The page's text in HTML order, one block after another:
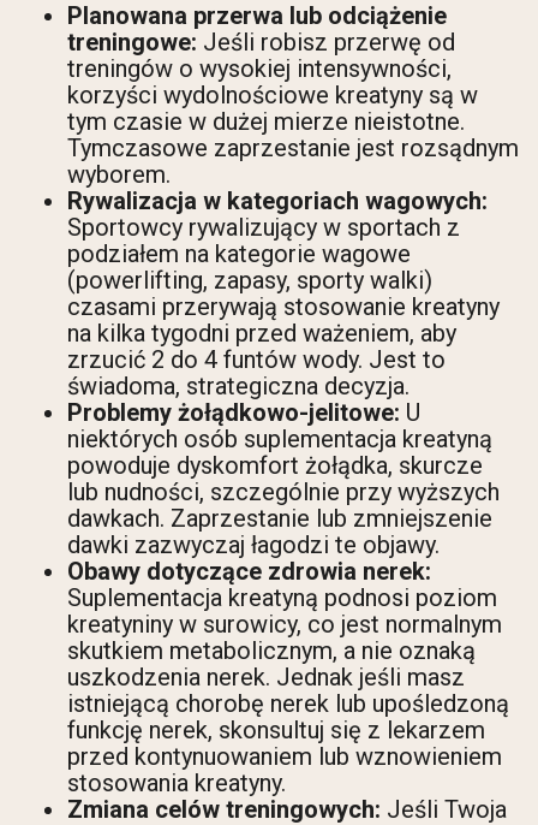
Planowana przerwa lub odciążenie
treningowe: Jeśli robisz przerwę od
treningów o wysokiej intensywności,
korzyści wydolnościowe kreatyny są w
tym czasie w dużej mierze nieistotne.
Tymczasowe zaprzestanie jest rozsądnym
wyborem.
Rywalizacja w kategoriach wagowych:
Sportowcy rywalizujący w sportach z
podziałem na kategorie wagowe
(powerlifting, zapasy, sporty walki)
czasami przerywają stosowanie kreatyny
na kilka tygodni przed ważeniem, aby
zrzucić 2 do 4 funtów wody. Jest to
świadoma, strategiczna decyzja.
Problemy żołądkowo-jelitowe: U
niektórych osób suplementacja kreatyną
powoduje dyskomfort żołądka, skurcze
lub nudności, szczególnie przy wyższych
dawkach. Zaprzestanie lub zmniejszenie
dawki zazwyczaj łagodzi te objawy.
Obawy dotyczące zdrowia nerek:
Suplementacja kreatyną podnosi poziom
kreatyniny w surowicy, co jest normalnym
skutkiem metabolicznym, a nie oznaką
uszkodzenia nerek. Jednak jeśli masz
istniejącą chorobę nerek lub upośledzoną
funkcję nerek, skonsultuj się z lekarzem
przed kontynuowaniem lub wznowieniem
stosowania kreatyny.
Zmiana celów treningowych: Jeśli Twoja